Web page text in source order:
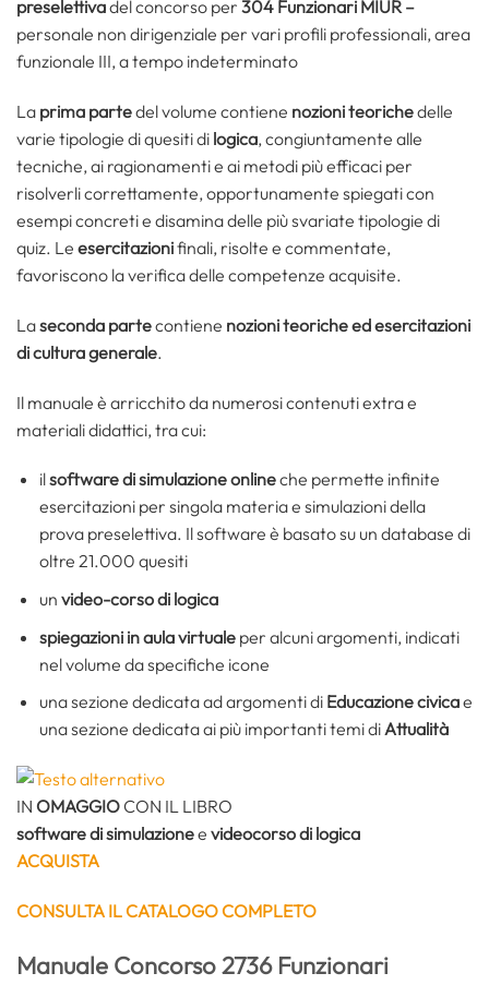
preselettivadel concorso per 304 Funzionari MIUR –
personale non dirigenziale per vari profili professionali, area
funzionale III, a tempo indeterminato
La prima partedel volume contiene nozioni teorichedelle
varie tipologie di quesiti di logica, congiuntamente alle
tecniche, ai ragionamenti e ai metodi più efficaci per
risolverli correttamente, opportunamente spiegati con
esempi concreti e disamina delle più svariate tipologie di
quiz. Le esercitazionifinali, risolte e commentate,
favoriscono la verifica delle competenze acquisite.
Laseconda partecontiene nozioni teoricheedesercitazioni
dicultura generale.
Il manuale è arricchito da numerosi contenuti extra e
materiali didattici, tra cui:
ilsoftware di simulazione onlineche permette infinite
esercitazioni per singola materia e simulazioni della
prova preselettiva. Il software è basato su un database di
oltre 21.000 quesiti
un video-corso di logica
spiegazioni in aula virtualeper alcuni argomenti, indicati
nel volume da specifiche icone
una sezione dedicata ad argomenti di Educazione civicae
una sezione dedicata ai più importanti temi diAttualità
IN OMAGGIOCON IL LIBRO
software di simulazionee videocorso di logica
ACQUISTA
CONSULTA IL CATALOGO COMPLETO
Manuale Concorso 2736 Funzionari